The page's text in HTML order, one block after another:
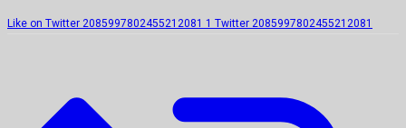
Like on Twitter 2085997802455212081 1 Twitter 2085997802455212081